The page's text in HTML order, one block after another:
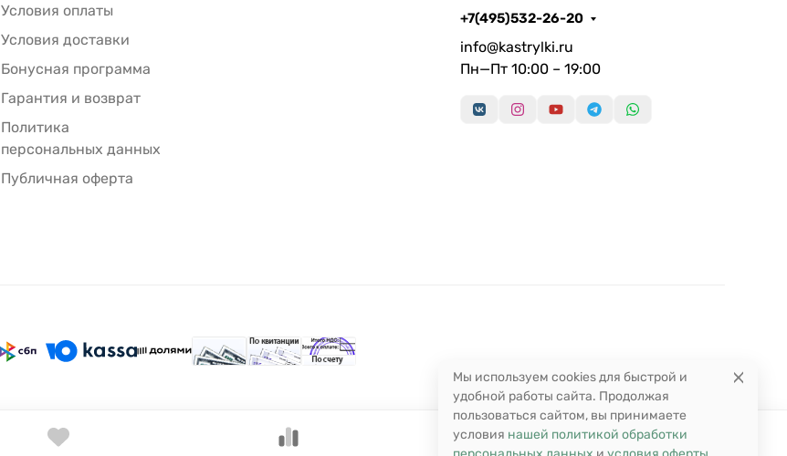
Условия оплаты
Условия доставки
Бонусная программа
Гарантия и возврат
Политика
персональных данных
Публичная оферта
+7(495)532-26-20
info@kastrylki.ru
Пн—Пт 10:00 – 19:00
Мы используем cookies для быстрой и
удобной работы сайта. Продолжая
пользоваться сайтом, вы принимаете
условия нашей политикой обработки